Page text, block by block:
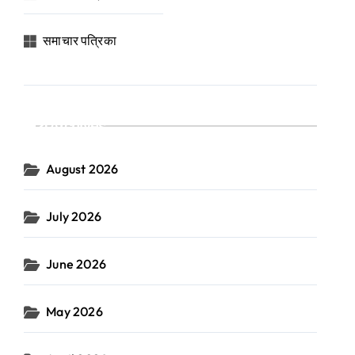
समाचार पत्रिका
Archives
August 2026
July 2026
June 2026
May 2026